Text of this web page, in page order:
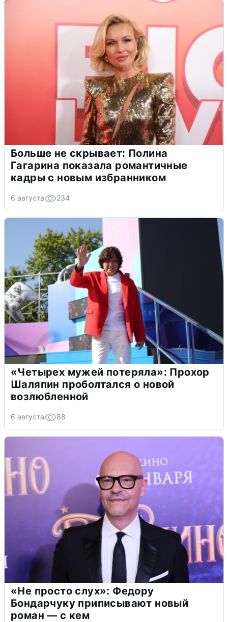
Больше не скрывает: Полина
Гагарина показала романтичные
кадры с новым избранником
6 августа 234
«Четырех мужей потеряла»: Прохор
Шаляпин проболтался о новой
возлюбленной
6 августа 88
«Не просто слух»: Федору
Бондарчуку приписывают новый
роман — с кем